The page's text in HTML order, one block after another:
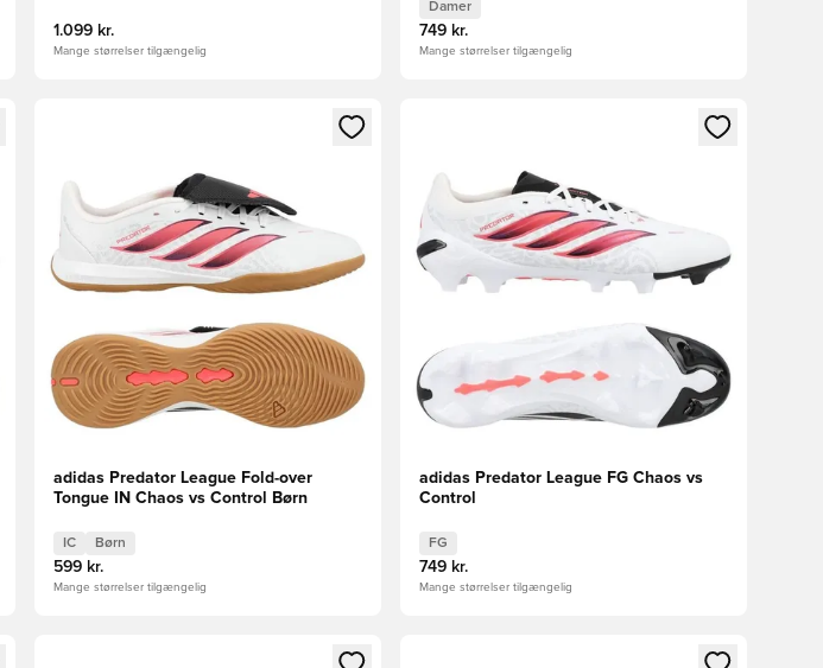
1.099 kr.
Mange størrelser tilgængelig
Damer
749 kr.
Mange størrelser tilgængelig
dig som medlem
Åbner en Modal til at logge ind eller tilmelde dig som medlem
adidas Predator League Fold-over
Tongue IN Chaos vs Control Børn
IC Børn
599 kr.
Mange størrelser tilgængelig
Åbner en Modal til at logge ind eller tilmelde dig
adidas Predator League FG Chaos vs
Control
FG
749 kr.
Mange størrelser tilgængelig
dig som medlem
Åbner en Modal til at logge ind eller tilmelde dig som medlemÅbner en Modal til at logge ind eller tilmelde dig